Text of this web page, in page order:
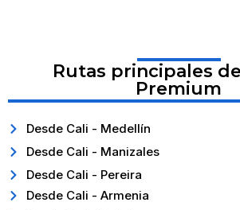
Rutas principales
Premium
Desde Cali - Medellín
Desde Cali - Manizales
Desde Cali - Pereira
Desde Cali - Armenia